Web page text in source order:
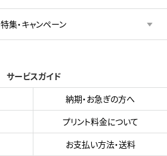
特集・キャンペーン
サービスガイド
納期・お急ぎの方へ
プリント料金について
お支払い方法・送料